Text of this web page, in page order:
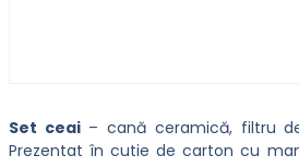
Set ceai– cană ceramică, filtru
Prezentat în cutie de carton cu